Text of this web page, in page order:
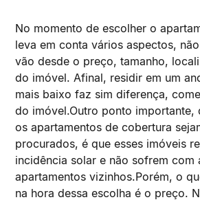
No momento de escolher o
leva em conta vários aspectos,
vão desde o preço, tamanho,
do imóvel. Afinal, residir em um
mais baixo faz sim diferença,
do imóvel.Outro ponto importante,
os apartamentos de cobertura
procurados, é que esses imóveis
incidência solar e não sofrem com
apartamentos vizinhos.Porém, o
na hora dessa escolha é o preço.